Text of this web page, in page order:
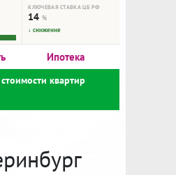
КЛЮЧЕВАЯ СТАВКА ЦБ РФ
14%
↓ снижение
Ипотека
квартир